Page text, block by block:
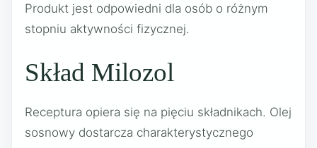
Produkt jest odpowiedni dla osób o różnym
stopniu aktywności fizycznej.
Skład Milozol
Receptura opiera się na pięciu składnikach. Olej
sosnowy dostarcza charakterystycznego